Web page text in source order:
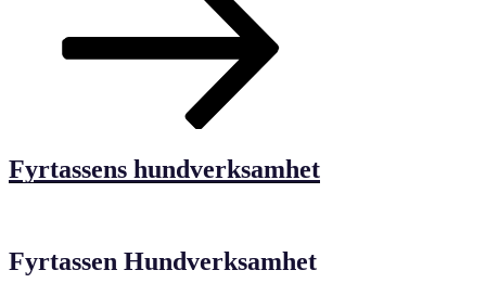
Fyrtassens hundverksamhet
Fyrtassen Hundverksamhet